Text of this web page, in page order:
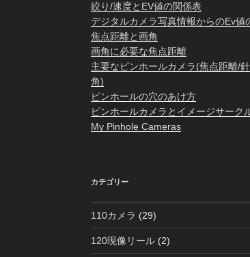
絞り/速度とEV値の関係表
デジタルカメラ写真情報からのEv値
焦点距離と画角
画角に必要な焦点距離
主要なピンホールカメラ(焦点距離/
角)
ピンホールの穴のあけ方
ピンホールカメラとイメージサーク
My Pinhole Cameras
カテゴリー
110カメラ (29)
120現像リール (2)